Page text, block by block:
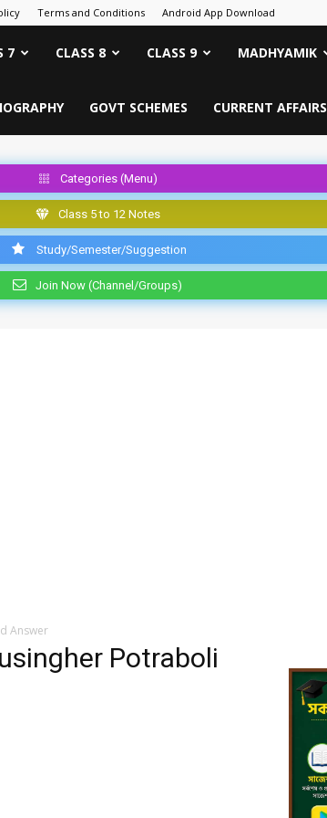
Terms and Conditions Android App Download
7 CLASS 8 CLASS 9 MADHYAMIK
GOVT SCHEMES CURRENT AFFAIRS
Categories (Menu)
Class 5 to 12 Notes
Study/Semester/Suggestion
Join Now (Channel/Groups)
Answer
Potraboli